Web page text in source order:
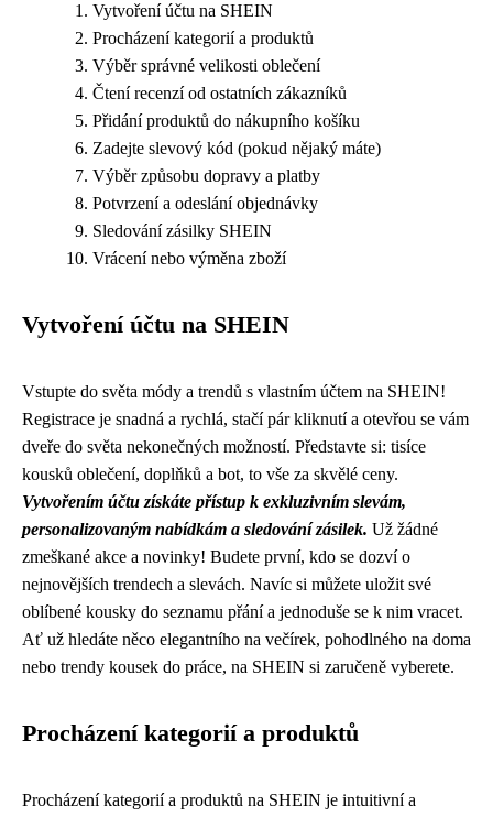
Vytvoření účtu na SHEIN
Procházení kategorií a produktů
Výběr správné velikosti oblečení
Čtení recenzí od ostatních zákazníků
Přidání produktů do nákupního košíku
Zadejte slevový kód (pokud nějaký máte)
Výběr způsobu dopravy a platby
Potvrzení a odeslání objednávky
Sledování zásilky SHEIN
Vrácení nebo výměna zboží
Vytvoření účtu na SHEIN
Vstupte do světa módy a trendů s vlastním účtem na SHEIN!
Registrace je snadná a rychlá, stačí pár kliknutí a otevřou se vám
dveře do světa nekonečných možností. Představte si: tisíce
kousků oblečení, doplňků a bot, to vše za skvělé ceny.
Vytvořením účtu získáte přístup k exkluzivním slevám,
personalizovaným nabídkám a sledování zásilek. Už žádné
zmeškané akce a novinky! Budete první, kdo se dozví o
nejnovějších trendech a slevách. Navíc si můžete uložit své
oblíbené kousky do seznamu přání a jednoduše se k nim vracet.
Ať už hledáte něco elegantního na večírek, pohodlného na doma
nebo trendy kousek do práce, na SHEIN si zaručeně vyberete.
Procházení kategorií a produktů
Procházení kategorií a produktů na SHEIN je intuitivní a